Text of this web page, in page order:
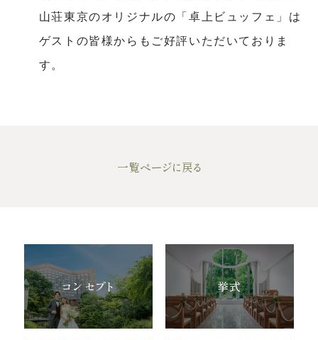
ご列席の皆様へ 結納・顔合わせ
トピックス
ご不明な点やご相談など、
お気軽にお問い合せください
山荘東京のオリジナルの「卓上ビュッフェ」は
ゲストの皆様からもご好評いただいておりま
す。
一覧ページに戻る
コンセプト 挙式